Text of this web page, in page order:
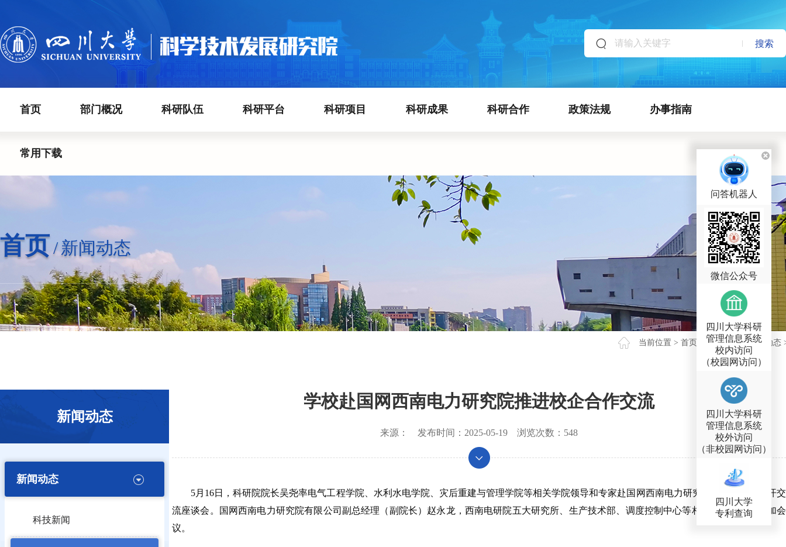
搜索
首页 部门概况 科研队伍 科研平台 科研项目 科研成果 科研合作 政策法规 办事指南
常用下载
首页/新闻动态
当前位置 > 首页 新闻动态>工作动态
新闻动态
新闻动态
科技新闻
学校赴国网西南电力研究院推进校企合作交流
来源： 发布时间： 2025-05-19 浏览次数： 548
5月16日，科研院院长吴尧率电气工程学院、水利水电学院、灾后重建与管理学院等相关学院领导和专家赴国网西南电力研究院推进合作并召开交
流座谈会。国网西南电力研究院有限公司副总经理（副院长）赵永龙，西南电研院五大研究所、生产技术部、调度控制中心等相关部门负责人参加会
议。
问答机器人
微信公众号
四川大学科研
管理信息系统
校内访问
（校园网访问）
四川大学科研
管理信息系统
校外访问
（非校园网访问）
四川大学
专利查询